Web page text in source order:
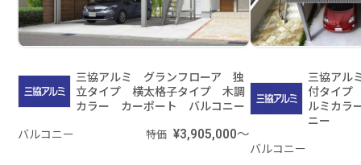
三協アルミ グランフローア 独
立タイプ 横太格子タイプ 木調
カラー カーポート バルコニー
バルコニー
特価 ¥3,905,000～
三協ア
付タイ
ルミカ
ニー
バルコニー